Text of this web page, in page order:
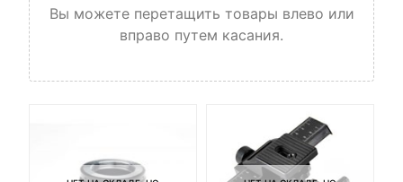
Вы можете перетащить товары влево или
вправо путем касания.